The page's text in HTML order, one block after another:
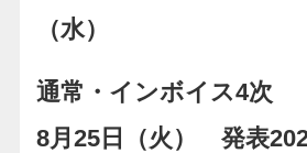
（水）
通常・インボイス4次
8月25日（火） 発表